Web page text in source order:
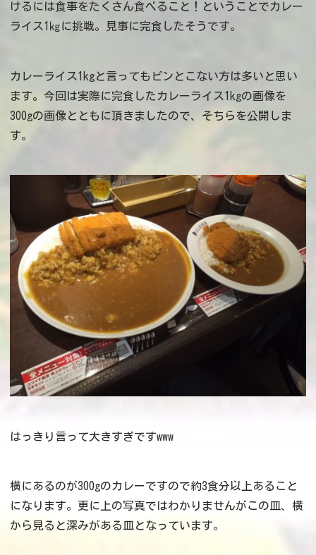
けるには食事をたくさん食べること！ということでカレー
ライス1㎏に挑戦。見事に完食したそうです。
カレーライス1kgと言ってもピンとこない方は多いと思い
ます。今回は実際に完食したカレーライス1kgの画像を
300gの画像とともに頂きましたので、そちらを公開しま
す。
はっきり言って大きすぎですwww
横にあるのが300gのカレーですので約3食分以上あること
になります。更に上の写真ではわかりませんがこの皿、横
から見ると深みがある皿となっています。